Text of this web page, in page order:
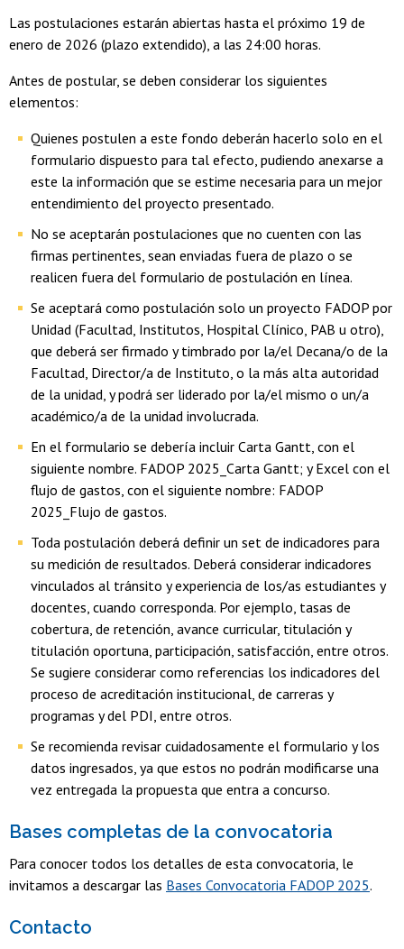
Las postulaciones estarán abiertas hasta el próximo 19 de
enero de 2026 (plazo extendido), a las 24:00 horas.
Antes de postular, se deben considerar los siguientes
elementos:
Quienes postulen a este fondo deberán hacerlo solo en el
formulario dispuesto para tal efecto, pudiendo anexarse a
este la información que se estime necesaria para un mejor
entendimiento del proyecto presentado.
No se aceptarán postulaciones que no cuenten con las
firmas pertinentes, sean enviadas fuera de plazo o se
realicen fuera del formulario de postulación en línea.
Se aceptará como postulación solo un proyecto FADOP por
Unidad (Facultad, Institutos, Hospital Clínico, PAB u otro),
que deberá ser firmado y timbrado por la/el Decana/o de la
Facultad, Director/a de Instituto, o la más alta autoridad
de la unidad, y podrá ser liderado por la/el mismo o un/a
académico/a de la unidad involucrada.
En el formulario se debería incluir Carta Gantt, con el
siguiente nombre. FADOP 2025_Carta Gantt; y Excel con el
flujo de gastos, con el siguiente nombre: FADOP
2025_Flujo de gastos.
Toda postulación deberá definir un set de indicadores para
su medición de resultados. Deberá considerar indicadores
vinculados al tránsito y experiencia de los/as estudiantes y
docentes, cuando corresponda. Por ejemplo, tasas de
cobertura, de retención, avance curricular, titulación y
titulación oportuna, participación, satisfacción, entre otros.
Se sugiere considerar como referencias los indicadores del
proceso de acreditación institucional, de carreras y
programas y del PDI, entre otros.
Se recomienda revisar cuidadosamente el formulario y los
datos ingresados, ya que estos no podrán modificarse una
vez entregada la propuesta que entra a concurso.
Bases completas de la convocatoria
Para conocer todos los detalles de esta convocatoria, le
invitamos a descargar las Bases Convocatoria FADOP 2025.
Contacto